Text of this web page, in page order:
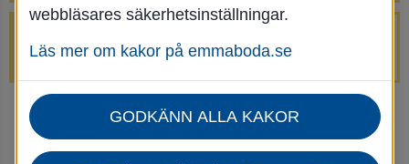
avstängda.
Startsida
Nyheter Övergripande
Nyhetsarkiv Övergripande
webbläsares säkerhetsinställningar.
Läs mer om kakor på emmaboda.se
GODKÄNN ALLA KAKOR